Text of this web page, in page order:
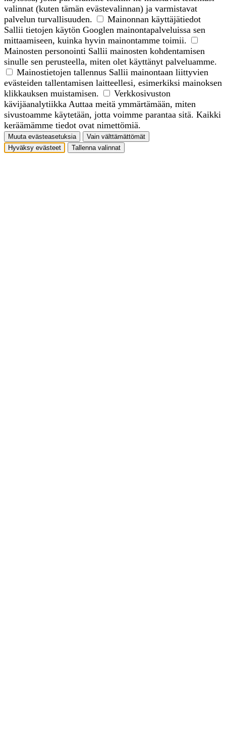
valinnat (kuten tämän evästevalinnan) ja varmistavat
palvelun turvallisuuden.
Mainonnan käyttäjätiedot
Sallii tietojen käytön Googlen mainontapalveluissa sen
mittaamiseen, kuinka hyvin mainontamme toimii.
Mainosten personointi Sallii mainosten kohdentamisen
sinulle sen perusteella, miten olet käyttänyt palveluamme.
Mainostietojen tallennus Sallii mainontaan liittyvien
evästeiden tallentamisen laitteellesi, esimerkiksi mainoksen
klikkauksen muistamisen.
Verkkosivuston
kävijäanalytiikka Auttaa meitä ymmärtämään, miten
sivustoamme käytetään, jotta voimme parantaa sitä. Kaikki
keräämämme tiedot ovat nimettömiä.
Muuta evästeasetuksia
Vain välttämättömät
Hyväksy evästeet
Tallenna valinnat